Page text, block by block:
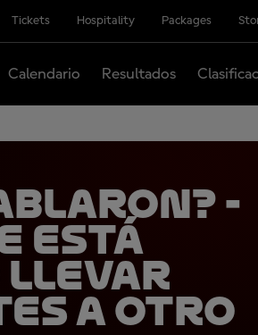
Tickets Hospitality Packages
Calendario Resultados
-
está
llevar
a otro